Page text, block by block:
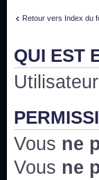
Retour vers Index du
QUI EST
Vous ne
Vous ne